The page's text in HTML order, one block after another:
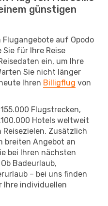
günstigen
auf Opodo
für Ihre Reise
ein, um Ihre
Sie nicht länger
Ihren Billigflug von
Flugstrecken,
Hotels weltweit
Zusätzlich
breiten Angebot an
bei Ihren nächsten
Badeurlaub,
– bei uns finden
Ihre individuellen